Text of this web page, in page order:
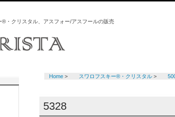
・クリスタル、アスフォー/アスフールの販売
Home > スワロフスキー®・クリスタル >
5328